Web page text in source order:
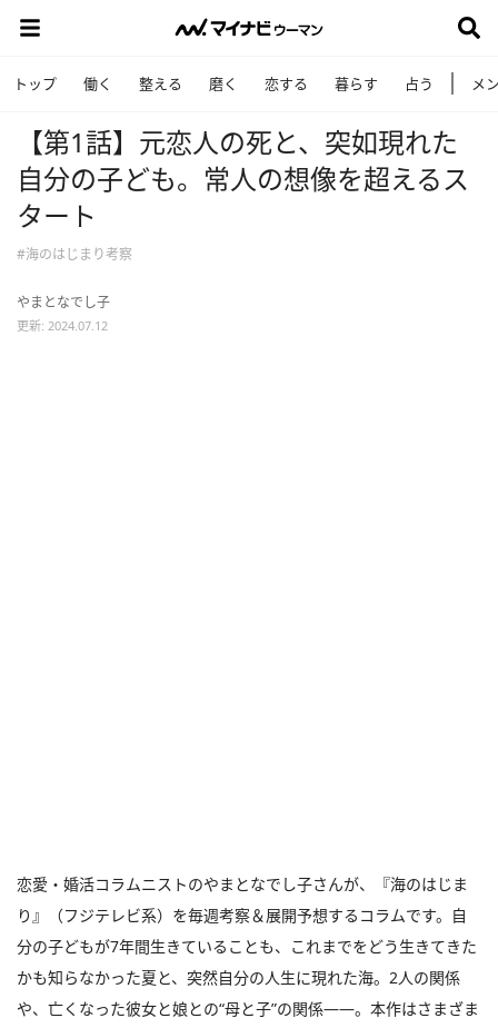
トップ 働く 整える 磨く 恋する 暮らす 占う メ
【第1話】元恋人の死と、突如現れた
自分の子ども。常人の想像を超えるス
タート
#海のはじまり考察
やまとなでし子
更新: 2024.07.12
恋愛・婚活コラムニストのやまとなでし子さんが、『海のはじま
り』（フジテレビ系）を毎週考察＆展開予想するコラムです。自
分の子どもが7年間生きていることも、これまでをどう生きてきた
かも知らなかった夏と、突然自分の人生に現れた海。2人の関係
や、亡くなった彼女と娘との“母と子”の関係――。本作はさまざま